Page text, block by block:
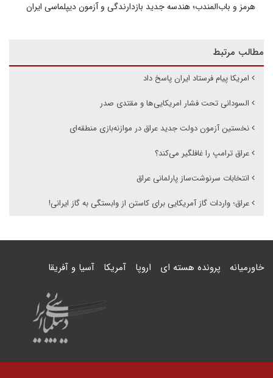
هرمز و باب‌المندب؛ هندسه جدید بازدارندگی و آزمون دیپلماسی ایران
مطالب مرتبط
امریکا پیام فرستاد ایران پاسخ داد
السودانی تحت فشار امریکایی‌ها و مقتدی صدر
نخستین آزمون دولت جدید عراق در موازنه‌بازی منطقه‌ای
عراق ترامپ را غافلگیر می‌کند؟
انتخابات سرنوشت‌ساز پارلمانی عراق
عراق؛ واردات گاز آمریکایی برای کاستن از وابستگی به گاز ایرانی!
خاورمیانه پرونده هسته ای اروپا آمریکا آسیا و آفریقا